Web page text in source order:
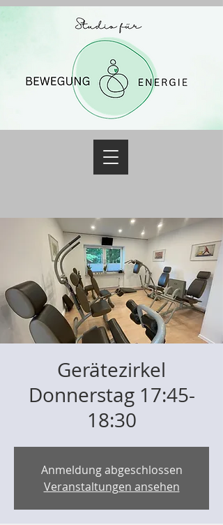
Gerätezirkel
Donnerstag 17:45-
18:30
Anmeldung abgeschlossen
Veranstaltungen ansehen